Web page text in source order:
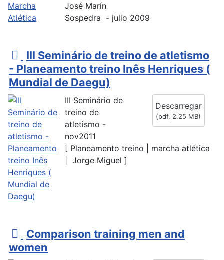
José Marín
Sospedra - julio 2009
p
d
f
III Seminário de treino de atletismo
- Planeamento treino Inês Henriques (
Mundial de Daegu)
Descarregar
(pdf, 2.25 MB)
III Seminário de
treino de
atletismo -
nov2011
[ Planeamento treino | marcha atlética
| Jorge Miguel ]
p
d
Comparison training men and
women